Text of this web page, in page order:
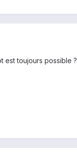
est toujours possible ?